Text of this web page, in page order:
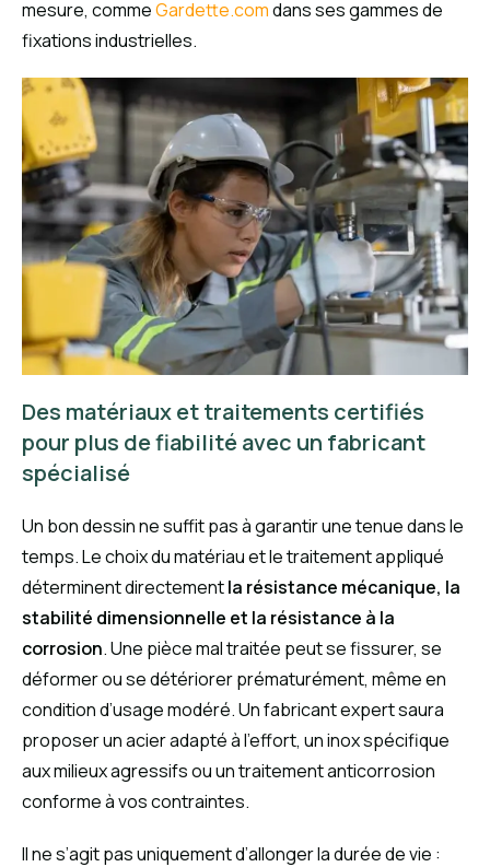
mesure, commeGardette.comdans ses gammes de
fixations industrielles.
Des matériaux et traitements certifiés
pour plus de fiabilité avec un fabricant
spécialisé
Un bon dessin ne suffit pas à garantir une tenue dans le
temps. Le choix du matériau et le traitement appliqué
déterminent directementla résistance mécanique, la
stabilité dimensionnelle et la résistance à la
corrosion. Une pièce mal traitée peut se fissurer, se
déformer ou se détériorer prématurément, même en
condition d’usage modéré. Un fabricant expert saura
proposer un acier adapté à l’effort, un inox spécifique
aux milieux agressifs ou un traitement anticorrosion
conforme à vos contraintes.
Il ne s’agit pas uniquement d’allonger la durée de vie :